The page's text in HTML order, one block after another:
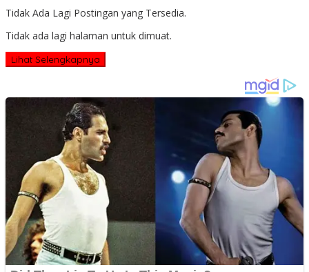
Tidak Ada Lagi Postingan yang Tersedia.
Tidak ada lagi halaman untuk dimuat.
Lihat Selengkapnya